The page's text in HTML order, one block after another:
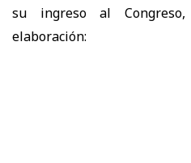
su ingreso al
elaboración: